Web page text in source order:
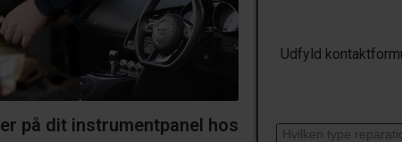
på dit instrumentpanel hos
Udfyld